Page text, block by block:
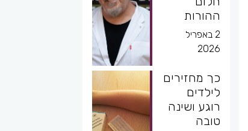
ההורות
2 באפריל
2026
כך מחזירים
לילדים
רוגע ושינה
טובה